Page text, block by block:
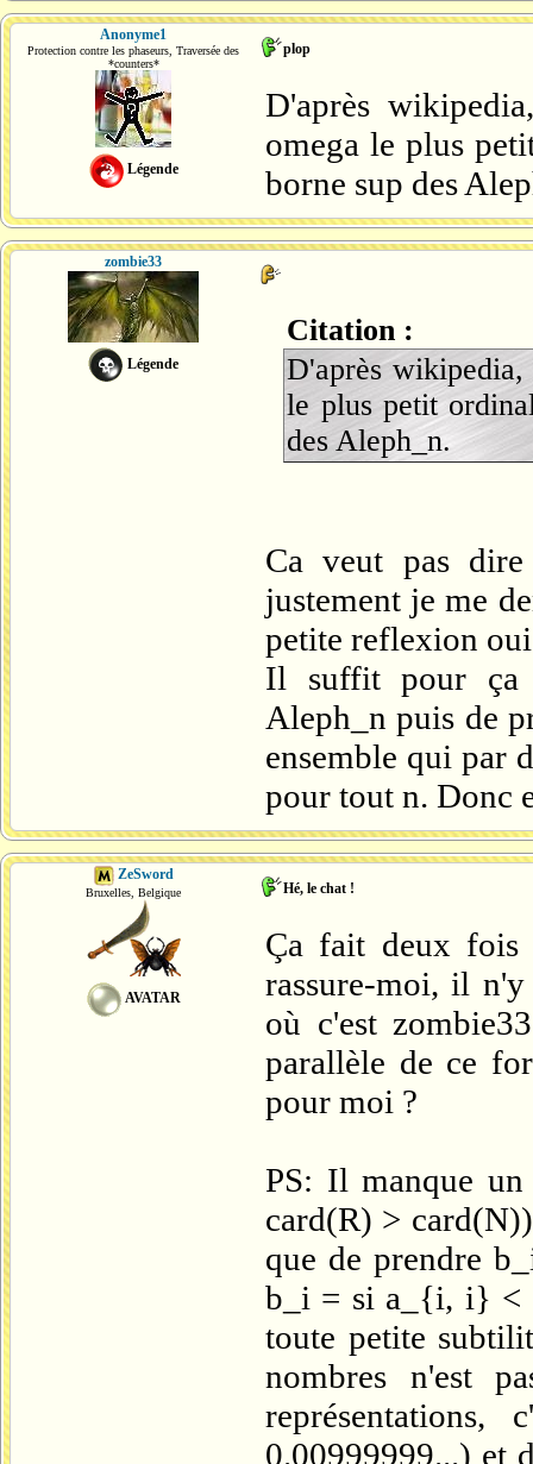
Anonyme1
Protection contre les phaseurs, Traversée des
*counters*
Légende
plop
D'après
omega le plus
borne sup des
zombie33
Légende
Citation :
D'après
le plus petit
des Aleph_n.
Ca veut pas
justement je me
petite reflexion
Il suffit pour ça
Aleph_n puis de
ensemble qui par
pour tout n. Donc
ZeSword
Bruxelles, Belgique
AVATAR
Hé, le chat !
Ça fait deux fois
rassure-moi, il
où c'est
parallèle de ce
pour moi ?
PS: Il manque
card(R) >
que de prendre
b_i = si a_{i, i} <
toute petite
nombres n'est
0.00999999...) et